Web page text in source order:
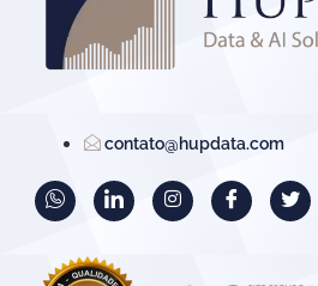
contato@hupdata.com